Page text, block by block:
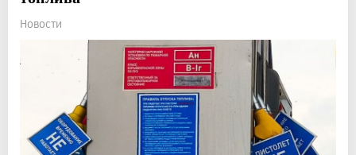
Новости